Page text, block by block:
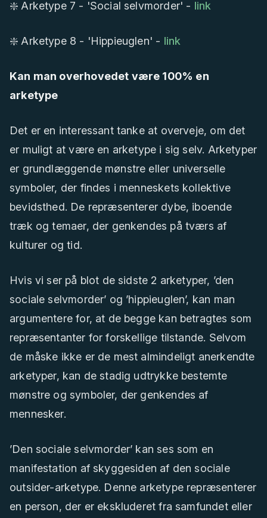
❇️ Arketype 7 - 'Social selvmorder' - link
❇️ Arketype 8 - 'Hippieuglen' - link
Kan man overhovedet være 100% en
arketype
Det er en interessant tanke at overveje, om det
er muligt at være en arketype i sig selv. Arketyper
er grundlæggende mønstre eller universelle
symboler, der findes i menneskets kollektive
bevidsthed. De repræsenterer dybe, iboende
træk og temaer, der genkendes på tværs af
kulturer og tid.
Hvis vi ser på blot de sidste 2 arketyper, ’den
sociale selvmorder’ og ’hippieuglen’, kan man
argumentere for, at de begge kan betragtes som
repræsentanter for forskellige tilstande. Selvom
de måske ikke er de mest almindeligt anerkendte
arketyper, kan de stadig udtrykke bestemte
mønstre og symboler, der genkendes af
mennesker.
’Den sociale selvmorder’ kan ses som en
manifestation af skyggesiden af den sociale
outsider-arketype. Denne arketype repræsenterer
en person, der er ekskluderet fra samfundet eller